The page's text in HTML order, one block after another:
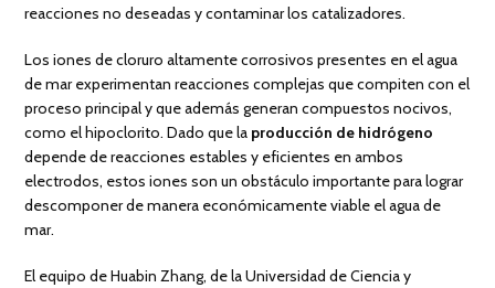
reacciones no deseadas y contaminar los catalizadores.
Los iones de cloruro altamente corrosivos presentes en el agua
de mar experimentan reacciones complejas que compiten con el
proceso principal y que además generan compuestos nocivos,
como el hipoclorito. Dado que la producción de hidrógeno
depende de reacciones estables y eficientes en ambos
electrodos, estos iones son un obstáculo importante para lograr
descomponer de manera económicamente viable el agua de
mar.
El equipo de Huabin Zhang, de la Universidad de Ciencia y